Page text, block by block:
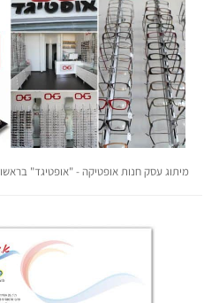
מיתוג עסק חנות אופטיקה - "אופטיגד" בראשון